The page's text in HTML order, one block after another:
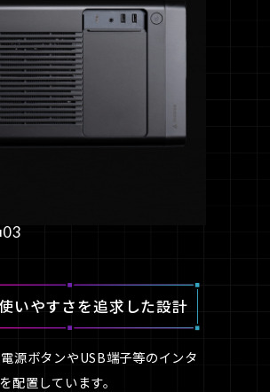
03
いやすさを追求した設計
源ボタンやUSB端子等のインタ
配置しています。